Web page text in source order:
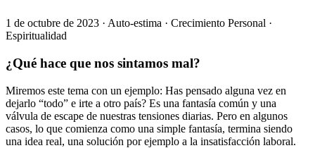
1 de octubre de 2023 · Auto-estima · Crecimiento Personal ·
Espiritualidad
¿Qué hace que nos sintamos mal?
Miremos este tema con un ejemplo: Has pensado alguna vez en
dejarlo “todo” e irte a otro país? Es una fantasía común y una
válvula de escape de nuestras tensiones diarias. Pero en algunos
casos, lo que comienza como una simple fantasía, termina siendo
una idea real, una solución por ejemplo a la insatisfacción laboral.